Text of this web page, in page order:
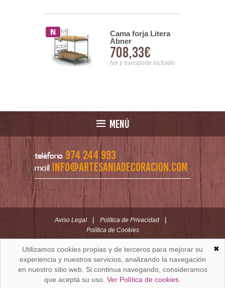
Cama forja Litera
Abner
708,33€
Iva y transporte incluido
MENÚ
teléfono 974 244 993
mail info@artesaniadecoracion.com
Aviso Legal | Política de Privacidad |
Política de Cookies
ARTESANÍAYDECORACION.COM
C/ Padre Huesca nº 30 | Oficina C/ Roldán nº 5 -3º
Huesca (España)
✖
Utilizamos cookies propias y de terceros para mejorar su
experiencia y nuestros servicios, analizando la navegación
en nuestro sitio web. Si continua navegando, consideramos
que acepta su uso. Ver Política de cookies.